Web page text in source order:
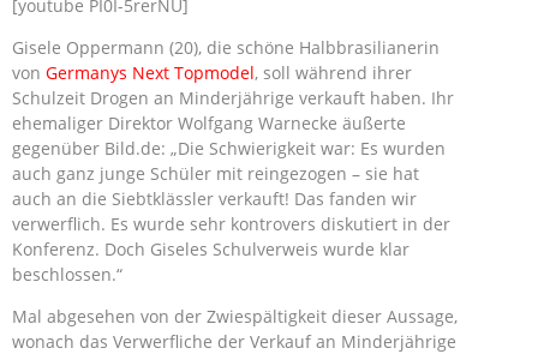
[youtube PI0I-5rerNU]
Gisele Oppermann (20), die schöne Halbbrasilianerin
von Germanys Next Topmodel, soll während ihrer
Schulzeit Drogen an Minderjährige verkauft haben. Ihr
ehemaliger Direktor Wolfgang Warnecke äußerte
gegenüber Bild.de: „Die Schwierigkeit war: Es wurden
auch ganz junge Schüler mit reingezogen – sie hat
auch an die Siebtklässler verkauft! Das fanden wir
verwerflich. Es wurde sehr kontrovers diskutiert in der
Konferenz. Doch Giseles Schulverweis wurde klar
beschlossen.“
Mal abgesehen von der Zwiespältigkeit dieser Aussage,
wonach das Verwerfliche der Verkauf an Minderjährige